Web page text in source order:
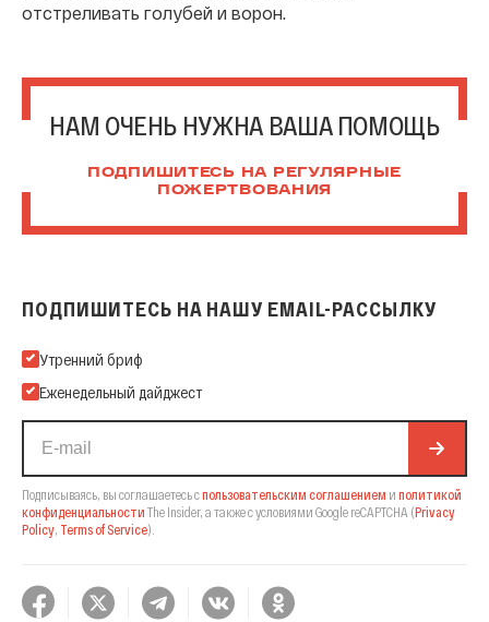
отстреливать голубей и ворон.
НАМ ОЧЕНЬ НУЖНА ВАША ПОМОЩЬ
ПОДПИШИТЕСЬ НА РЕГУЛЯРНЫЕ
ПОЖЕРТВОВАНИЯ
ПОДПИШИТЕСЬ НА НАШУ EMAIL-РАССЫЛКУ
Подпишитесь на нашу Email-рассылку
Утренний бриф
Еженедельный дайджест
Подписываясь, вы соглашаетесь спользовательским соглашением и политикой
конфиденциальности The Insider, а также с условиями Google reCAPTCHA (Privacy
Policy Terms of Service).